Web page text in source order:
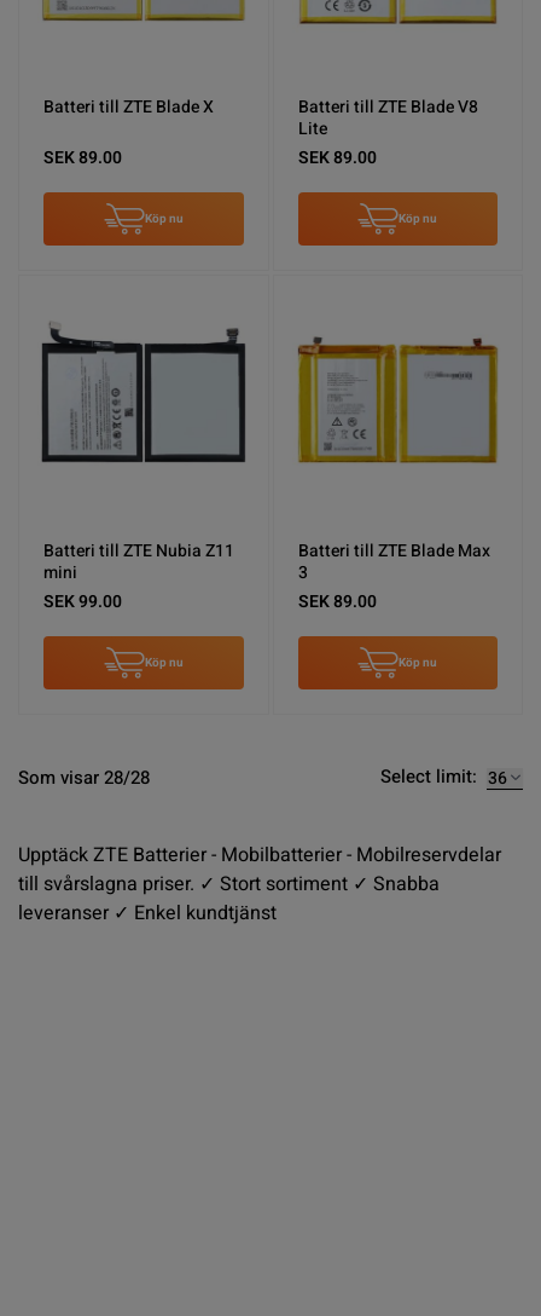
Batteri till ZTE Blade X
SEK 89.00
Köp nu
Batteri till ZTE Blade V8
Lite
SEK 89.00
Köp nu
Batteri till ZTE Nubia Z11
mini
SEK 99.00
Köp nu
Batteri till ZTE Blade Max
3
SEK 89.00
Köp nu
Som visar 28/28 Select limit:
Upptäck ZTE Batterier - Mobilbatterier - Mobilreservdelar
till svårslagna priser. ✓ Stort sortiment ✓ Snabba
leveranser ✓ Enkel kundtjänst